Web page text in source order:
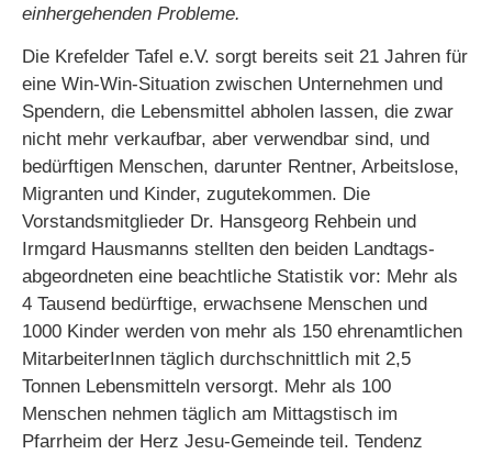
einhergehenden Probleme.
Die Krefelder Tafel e.V. sorgt bereits seit 21 Jahren für
eine Win-Win-Situation zwischen Unternehmen und
Spendern, die Lebensmittel abholen lassen, die zwar
nicht mehr verkaufbar, aber verwendbar sind, und
bedürftigen Menschen, darunter Rentner, Arbeitslose,
Migranten und Kinder, zugutekommen. Die
Vorstandsmitglieder Dr. Hansgeorg Rehbein und
Irmgard Hausmanns stellten den beiden Landtags-
abgeordneten eine beachtliche Statistik vor: Mehr als
4 Tausend bedürftige, erwachsene Menschen und
1000 Kinder werden von mehr als 150 ehrenamtlichen
MitarbeiterInnen täglich durchschnittlich mit 2,5
Tonnen Lebensmitteln versorgt. Mehr als 100
Menschen nehmen täglich am Mittagstisch im
Pfarrheim der Herz Jesu-Gemeinde teil. Tendenz